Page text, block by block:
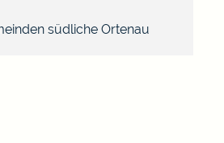
südliche Ortenau